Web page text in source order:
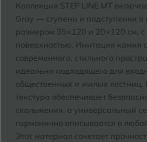
Коллекция STEP LINE MT
Gray — ступени и подступенки в
размером 35×120 и 20×120 см, с
поверхностью. Имитация камня
современного, стильного
идеально подходящего для
общественных и жилых лестниц.
текстура обеспечивает
скольжения, а универсальный
гармонично вписывается в
Этот материал сочетает
Казань
Кемерово
Кострома
Котлас
Краснодар
У